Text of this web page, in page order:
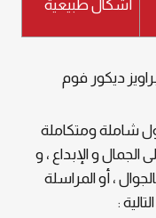
أشكال طبيعية
ديكور فوم
شاملة ومتكاملة
الجمال و الإبداع ، و
، أو المراسلة
: